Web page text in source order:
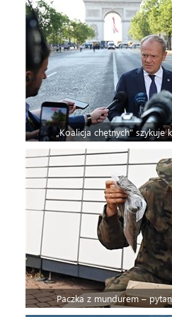
„Koalicja chętnych” szykuje
Paczka z mundurem –